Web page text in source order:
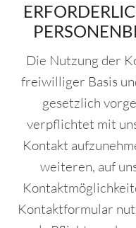
Die Nutzung der
freiwilliger Basis
gesetzlich
verpflichtet mit
Kontakt
weiteren, auf
Kontaktformular